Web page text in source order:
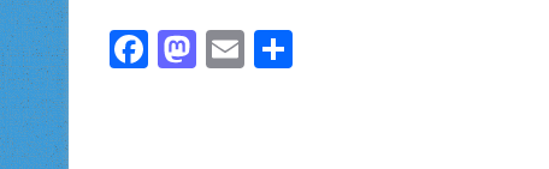
Fa
ce
M
as
E
m